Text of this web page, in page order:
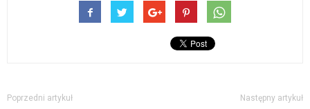
Poprzedni artykuł Następny artykuł